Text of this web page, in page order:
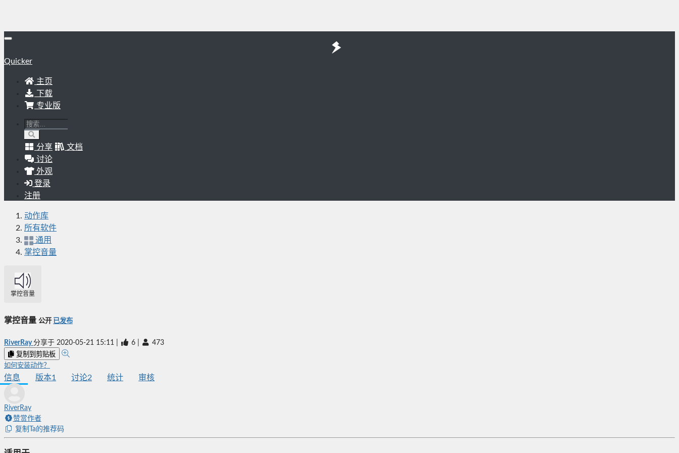
Quicker
主页
下载
专业版
分享
文档
讨论
外观
登录
注册
动作库
所有软件
通用
掌控音量
掌控音量
掌控音量 公开 已发布
RiverRay分享于 2020-05-21 15:11 6 473
复制到剪贴板
如何安装动作？
信息 版本1 讨论2 统计 审核
RiverRay
赞赏作者
复制Ta的推荐码